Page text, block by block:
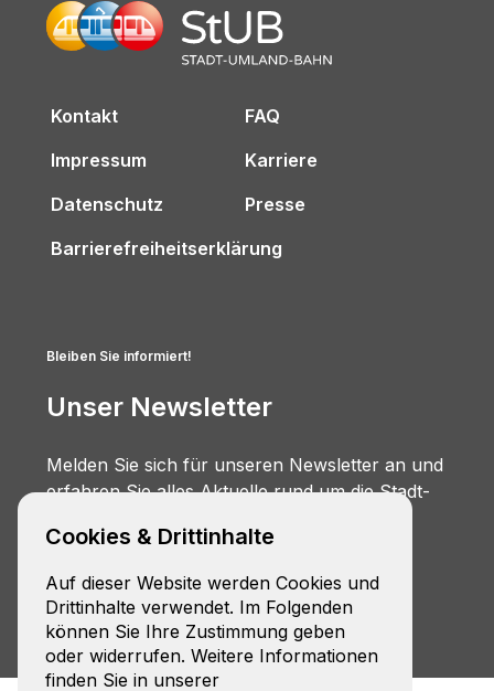
Kontakt
FAQ
Impressum
Karriere
Datenschutz
Presse
Barrierefreiheitserklärung
Bleiben Sie informiert!
Unser Newsletter
Melden Sie sich für unseren Newsletter an und
erfahren Sie alles Aktuelle rund um die Stadt-
Cookies & Drittinhalte
Auf dieser Website werden Cookies und
Drittinhalte verwendet. Im Folgenden
können Sie Ihre Zustimmung geben
oder widerrufen. Weitere Informationen
finden Sie in unserer